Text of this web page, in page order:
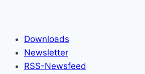
Downloads
Newsletter
RSS-Newsfeed